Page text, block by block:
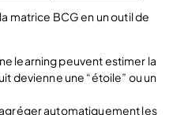
matrice BCG en un outil de
learning peuvent estimer la
devienne une “étoile” ou un
automatiquement les